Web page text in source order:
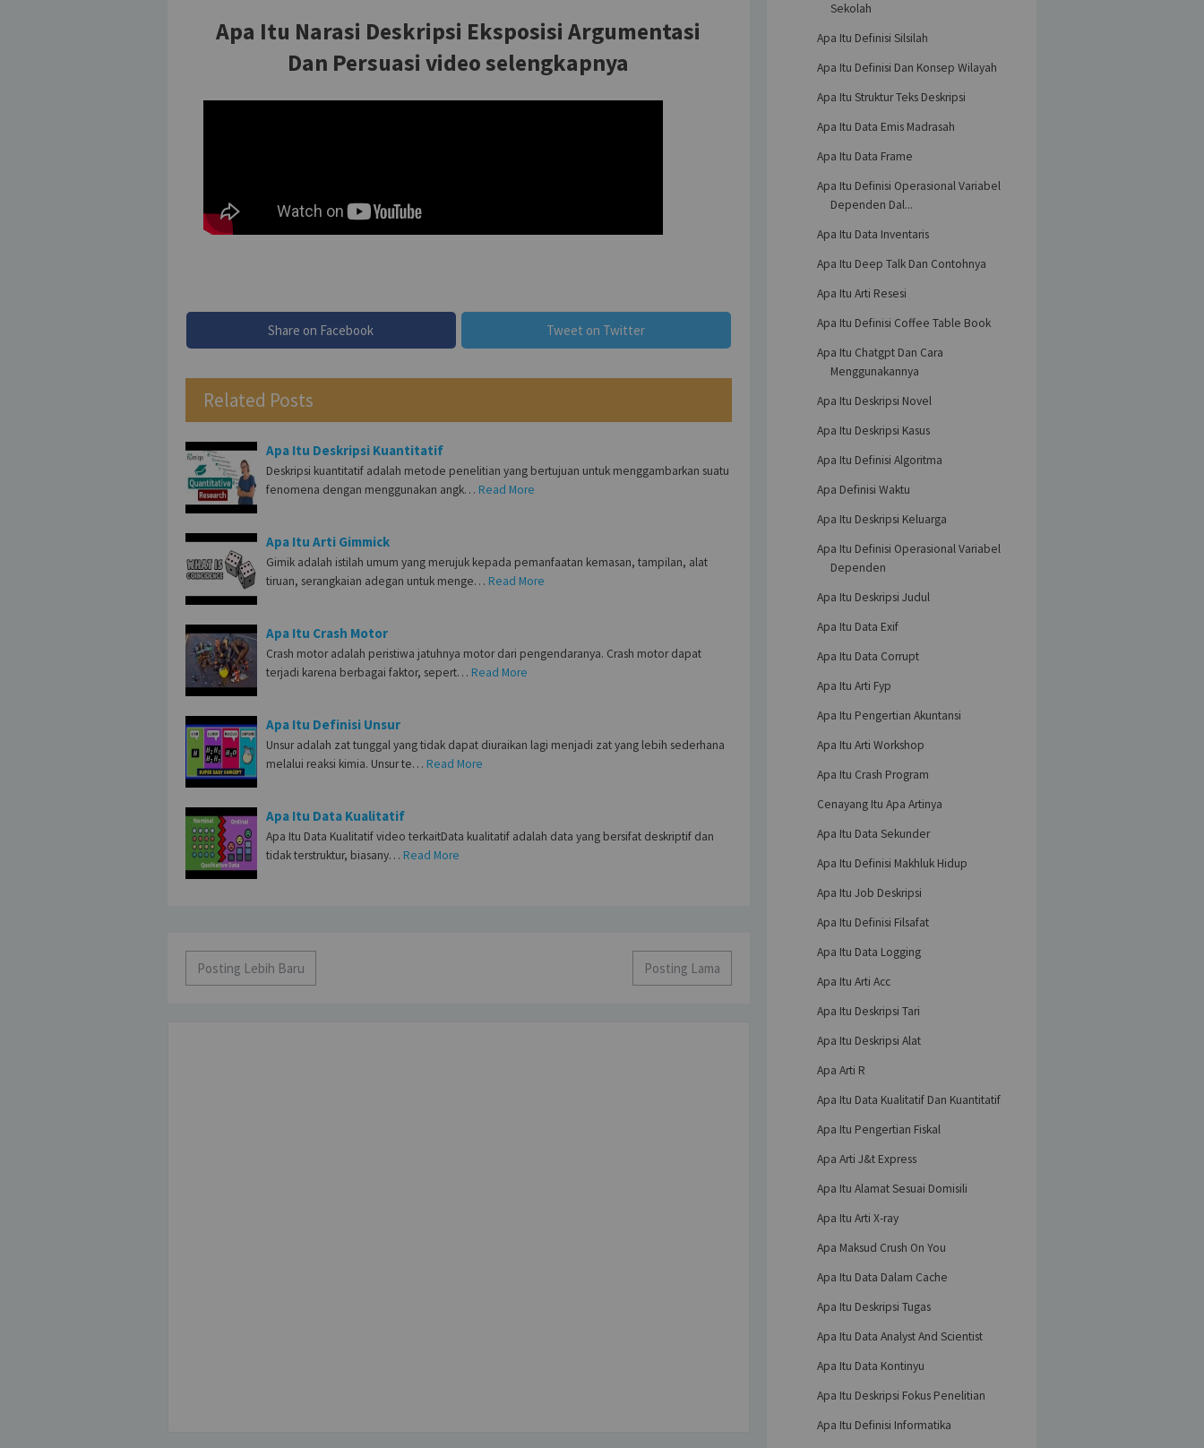
Apa Itu Narasi Deskripsi Eksposisi Argumentasi
Dan Persuasi video selengkapnya
Share on Facebook Tweet on Twitter
Related Posts
Apa Itu Deskripsi Kuantitatif
Deskripsi kuantitatif adalah metode penelitian yang bertujuan untuk menggambarkan suatu
fenomena dengan menggunakan angk… Read More
Apa Itu Arti Gimmick
Gimik adalah istilah umum yang merujuk kepada pemanfaatan kemasan, tampilan, alat
tiruan, serangkaian adegan untuk menge… Read More
Apa Itu Crash Motor
Crash motor adalah peristiwa jatuhnya motor dari pengendaranya. Crash motor dapat
terjadi karena berbagai faktor, sepert… Read More
Apa Itu Definisi Unsur
Unsur adalah zat tunggal yang tidak dapat diuraikan lagi menjadi zat yang lebih sederhana
melalui reaksi kimia. Unsur te… Read More
Apa Itu Data Kualitatif
Apa Itu Data Kualitatif video terkaitData kualitatif adalah data yang bersifat deskriptif dan
tidak terstruktur, biasany… Read More
Posting Lebih Baru Posting Lama
Sekolah
Apa Itu Definisi Silsilah
Apa Itu Definisi Dan Konsep Wilayah
Apa Itu Struktur Teks Deskripsi
Apa Itu Data Emis Madrasah
Apa Itu Data Frame
Apa Itu Definisi Operasional Variabel
Dependen Dal...
Apa Itu Data Inventaris
Apa Itu Deep Talk Dan Contohnya
Apa Itu Arti Resesi
Apa Itu Definisi Coffee Table Book
Apa Itu Chatgpt Dan Cara
Menggunakannya
Apa Itu Deskripsi Novel
Apa Itu Deskripsi Kasus
Apa Itu Definisi Algoritma
Apa Definisi Waktu
Apa Itu Deskripsi Keluarga
Apa Itu Definisi Operasional Variabel
Dependen
Apa Itu Deskripsi Judul
Apa Itu Data Exif
Apa Itu Data Corrupt
Apa Itu Arti Fyp
Apa Itu Pengertian Akuntansi
Apa Itu Arti Workshop
Apa Itu Crash Program
Cenayang Itu Apa Artinya
Apa Itu Data Sekunder
Apa Itu Definisi Makhluk Hidup
Apa Itu Job Deskripsi
Apa Itu Definisi Filsafat
Apa Itu Data Logging
Apa Itu Arti Acc
Apa Itu Deskripsi Tari
Apa Itu Deskripsi Alat
Apa Arti R
Apa Itu Data Kualitatif Dan Kuantitatif
Apa Itu Pengertian Fiskal
Apa Arti J&t Express
Apa Itu Alamat Sesuai Domisili
Apa Itu Arti X-ray
Apa Maksud Crush On You
Apa Itu Data Dalam Cache
Apa Itu Deskripsi Tugas
Apa Itu Data Analyst And Scientist
Apa Itu Data Kontinyu
Apa Itu Deskripsi Fokus Penelitian
Apa Itu Definisi Informatika